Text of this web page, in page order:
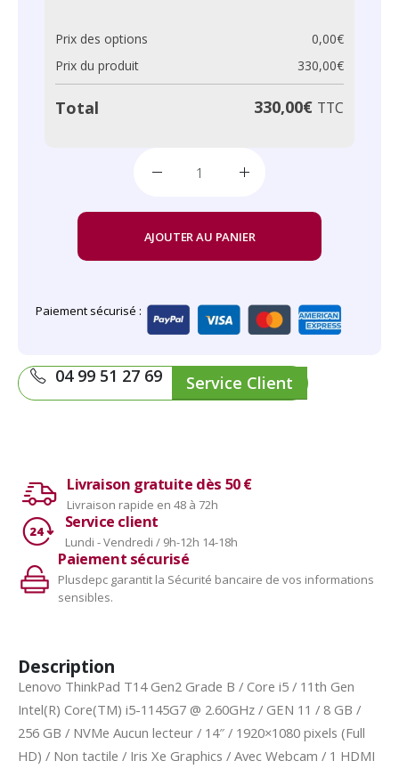
Prix des options 0,00€
Prix du produit
330,00€
Total 330,00€ TTC
AJOUTER AU PANIER
Paiement sécurisé :
04 99 51 27 69 Service Client
Livraison gratuite dès 50 €
Livraison rapide en 48 à 72h
Service client
Lundi - Vendredi / 9h-12h 14-18h
Paiement sécurisé
Plusdepc garantit la Sécurité bancaire de vos informations
sensibles.
Description
Lenovo ThinkPad T14 Gen2 Grade B / Core i5 / 11th Gen
Intel(R) Core(TM) i5-1145G7 @ 2.60GHz / GEN 11 / 8 GB /
256 GB / NVMe Aucun lecteur / 14″ / 1920×1080 pixels (Full
HD) / Non tactile / Iris Xe Graphics / Avec Webcam / 1 HDMI